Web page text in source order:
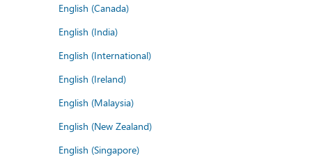
English (Canada)
English (India)
English (International)
English (Ireland)
English (Malaysia)
English (New Zealand)
English (Singapore)